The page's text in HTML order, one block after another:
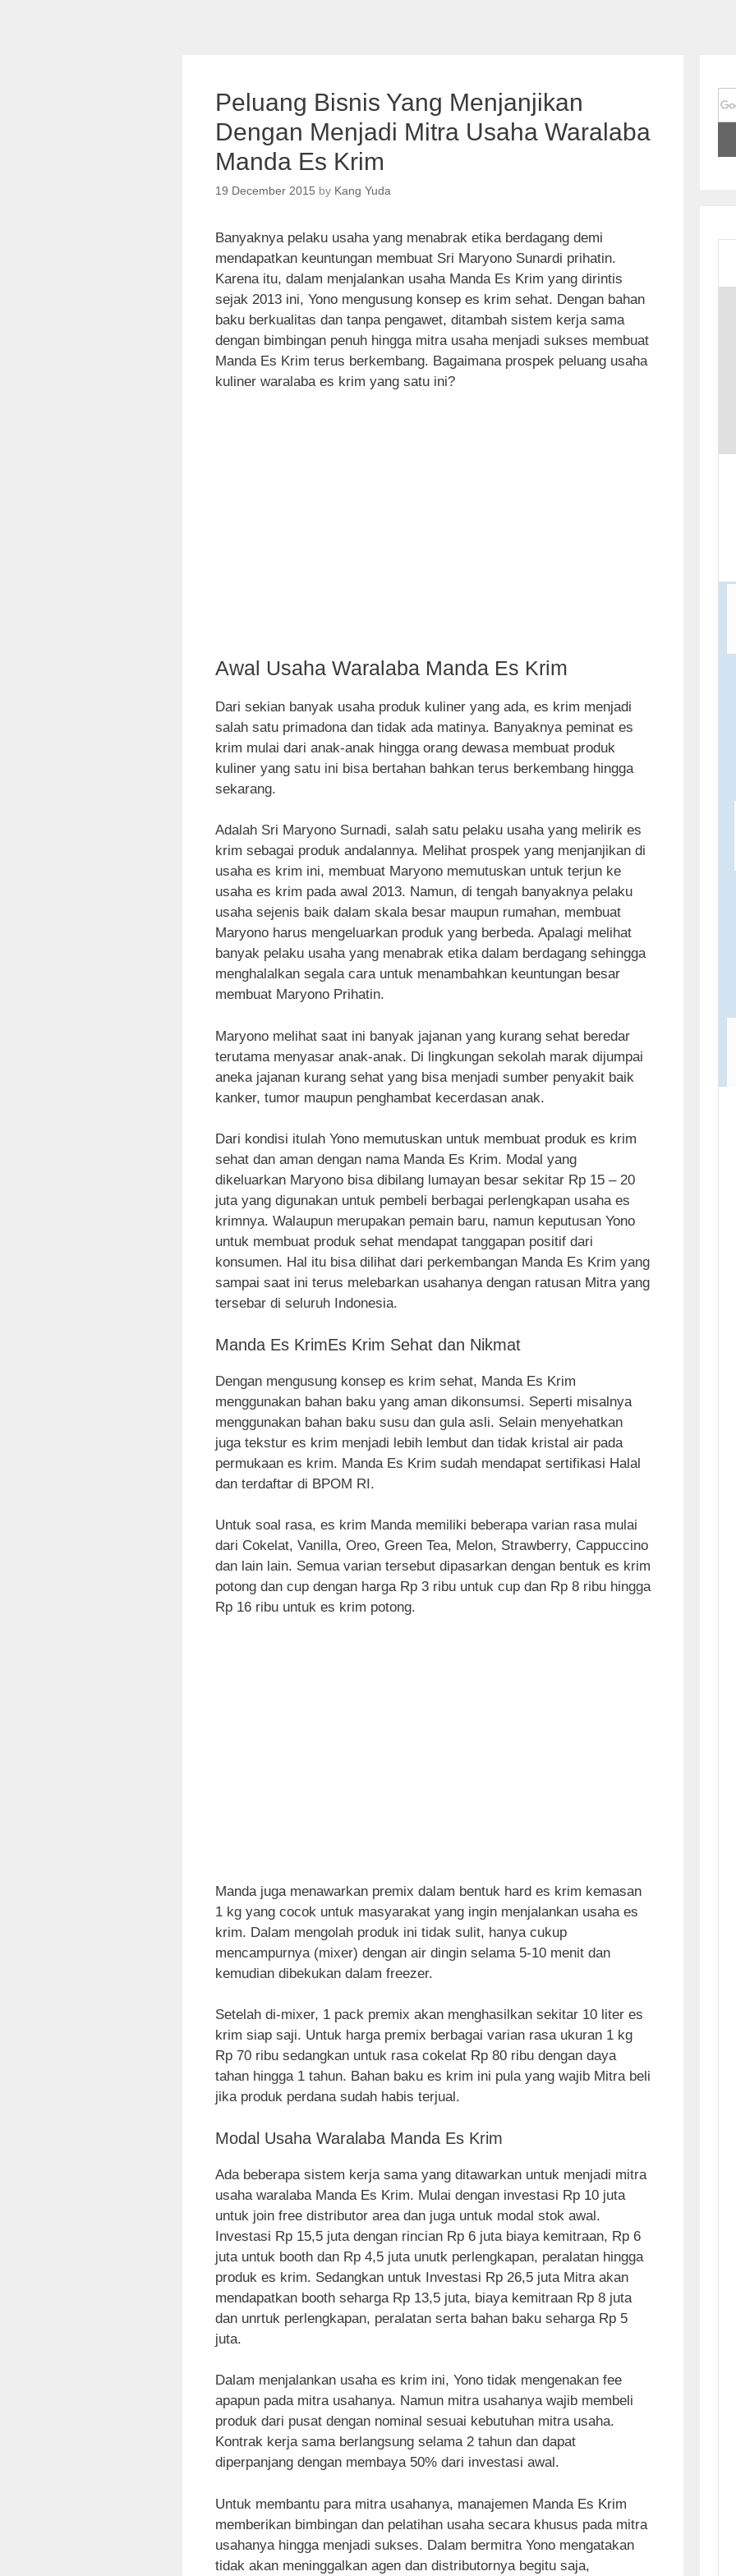
Peluang Bisnis Yang Menjanjikan
Dengan Menjadi Mitra Usaha Waralaba
Manda Es Krim
19 December 2015 by Kang Yuda
Banyaknya pelaku usaha yang menabrak etika berdagang demi
mendapatkan keuntungan membuat Sri Maryono Sunardi prihatin.
Karena itu, dalam menjalankan usaha Manda Es Krim yang dirintis
sejak 2013 ini, Yono mengusung konsep es krim sehat. Dengan bahan
baku berkualitas dan tanpa pengawet, ditambah sistem kerja sama
dengan bimbingan penuh hingga mitra usaha menjadi sukses membuat
Manda Es Krim terus berkembang. Bagaimana prospek peluang usaha
kuliner waralaba es krim yang satu ini?
Awal Usaha Waralaba Manda Es Krim
Dari sekian banyak usaha produk kuliner yang ada, es krim menjadi
salah satu primadona dan tidak ada matinya. Banyaknya peminat es
krim mulai dari anak-anak hingga orang dewasa membuat produk
kuliner yang satu ini bisa bertahan bahkan terus berkembang hingga
sekarang.
Adalah Sri Maryono Surnadi, salah satu pelaku usaha yang melirik es
krim sebagai produk andalannya. Melihat prospek yang menjanjikan di
usaha es krim ini, membuat Maryono memutuskan untuk terjun ke
usaha es krim pada awal 2013. Namun, di tengah banyaknya pelaku
usaha sejenis baik dalam skala besar maupun rumahan, membuat
Maryono harus mengeluarkan produk yang berbeda. Apalagi melihat
banyak pelaku usaha yang menabrak etika dalam berdagang sehingga
menghalalkan segala cara untuk menambahkan keuntungan besar
membuat Maryono Prihatin.
Maryono melihat saat ini banyak jajanan yang kurang sehat beredar
terutama menyasar anak-anak. Di lingkungan sekolah marak dijumpai
aneka jajanan kurang sehat yang bisa menjadi sumber penyakit baik
kanker, tumor maupun penghambat kecerdasan anak.
Dari kondisi itulah Yono memutuskan untuk membuat produk es krim
sehat dan aman dengan nama Manda Es Krim. Modal yang
dikeluarkan Maryono bisa dibilang lumayan besar sekitar Rp 15 – 20
juta yang digunakan untuk pembeli berbagai perlengkapan usaha es
krimnya. Walaupun merupakan pemain baru, namun keputusan Yono
untuk membuat produk sehat mendapat tanggapan positif dari
konsumen. Hal itu bisa dilihat dari perkembangan Manda Es Krim yang
sampai saat ini terus melebarkan usahanya dengan ratusan Mitra yang
tersebar di seluruh Indonesia.
Manda Es KrimEs Krim Sehat dan Nikmat
Dengan mengusung konsep es krim sehat, Manda Es Krim
menggunakan bahan baku yang aman dikonsumsi. Seperti misalnya
menggunakan bahan baku susu dan gula asli. Selain menyehatkan
juga tekstur es krim menjadi lebih lembut dan tidak kristal air pada
permukaan es krim. Manda Es Krim sudah mendapat sertifikasi Halal
dan terdaftar di BPOM RI.
Untuk soal rasa, es krim Manda memiliki beberapa varian rasa mulai
dari Cokelat, Vanilla, Oreo, Green Tea, Melon, Strawberry, Cappuccino
dan lain lain. Semua varian tersebut dipasarkan dengan bentuk es krim
potong dan cup dengan harga Rp 3 ribu untuk cup dan Rp 8 ribu hingga
Rp 16 ribu untuk es krim potong.
Manda juga menawarkan premix dalam bentuk hard es krim kemasan
1 kg yang cocok untuk masyarakat yang ingin menjalankan usaha es
krim. Dalam mengolah produk ini tidak sulit, hanya cukup
mencampurnya (mixer) dengan air dingin selama 5-10 menit dan
kemudian dibekukan dalam freezer.
Setelah di-mixer, 1 pack premix akan menghasilkan sekitar 10 liter es
krim siap saji. Untuk harga premix berbagai varian rasa ukuran 1 kg
Rp 70 ribu sedangkan untuk rasa cokelat Rp 80 ribu dengan daya
tahan hingga 1 tahun. Bahan baku es krim ini pula yang wajib Mitra beli
jika produk perdana sudah habis terjual.
Modal Usaha Waralaba Manda Es Krim
Ada beberapa sistem kerja sama yang ditawarkan untuk menjadi mitra
usaha waralaba Manda Es Krim. Mulai dengan investasi Rp 10 juta
untuk join free distributor area dan juga untuk modal stok awal.
Investasi Rp 15,5 juta dengan rincian Rp 6 juta biaya kemitraan, Rp 6
juta untuk booth dan Rp 4,5 juta unutk perlengkapan, peralatan hingga
produk es krim. Sedangkan untuk Investasi Rp 26,5 juta Mitra akan
mendapatkan booth seharga Rp 13,5 juta, biaya kemitraan Rp 8 juta
dan unrtuk perlengkapan, peralatan serta bahan baku seharga Rp 5
juta.
Dalam menjalankan usaha es krim ini, Yono tidak mengenakan fee
apapun pada mitra usahanya. Namun mitra usahanya wajib membeli
produk dari pusat dengan nominal sesuai kebutuhan mitra usaha.
Kontrak kerja sama berlangsung selama 2 tahun dan dapat
diperpanjang dengan membaya 50% dari investasi awal.
Untuk membantu para mitra usahanya, manajemen Manda Es Krim
memberikan bimbingan dan pelatihan usaha secara khusus pada mitra
usahanya hingga menjadi sukses. Dalam bermitra Yono mengatakan
tidak akan meninggalkan agen dan distributornya begitu saja,